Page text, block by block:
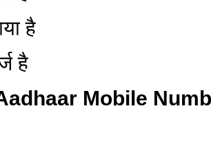
है
है
Mobile